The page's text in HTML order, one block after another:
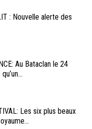
: Nouvelle alerte des
Au Bataclan le 24
Les six plus beaux